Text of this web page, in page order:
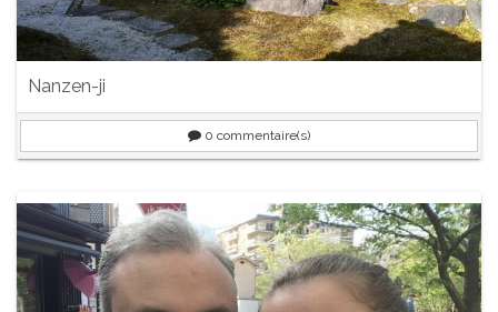
Nanzen-ji
0 commentaire(s)